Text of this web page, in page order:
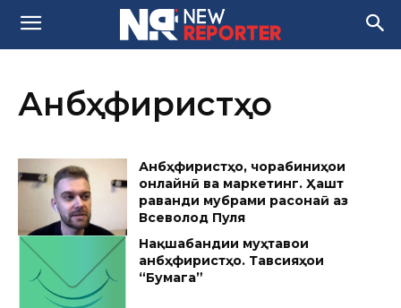
Анбӯҳфиристҳо
Анбӯҳфиристҳо, чорабиниҳои
онлайнӣ ва маркетинг. Ҳашт
раванди мубрами расонаӣ аз
Всеволод Пуля
Нақшабандии муҳтавои
анбӯҳфиристҳо. Тавсияҳои
“Бумага”